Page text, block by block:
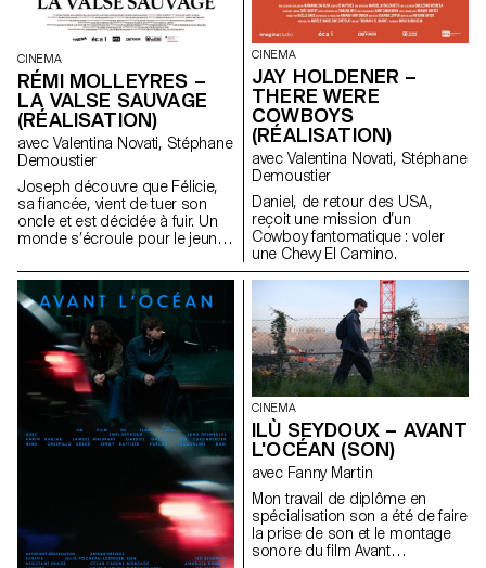
CINEMA
RÉMI MOLLEYRES –
LA VALSE SAUVAGE
(RÉALISATION)
avec Valentina Novati, Stéphane
Demoustier
Joseph découvre que Félicie,
sa fiancée, vient de tuer son
oncle et est décidée à fuir. Un
monde s’écroule pour le jeune
CINEMA
JAY HOLDENER –
THERE WERE
COWBOYS
(RÉALISATION)
avec Valentina Novati, Stéphane
Demoustier
Daniel, de retour des USA,
reçoit une mission d’un
Cowboy fantomatique : voler
une Chevy El Camino.
CINEMA
ILÙ SEYDOUX – AVANT
L'OCÉAN (SON)
avec Fanny Martin
Mon travail de diplôme en
spécialisation son a été de faire
la prise de son et le montage
sonore du ﬁlm Avant